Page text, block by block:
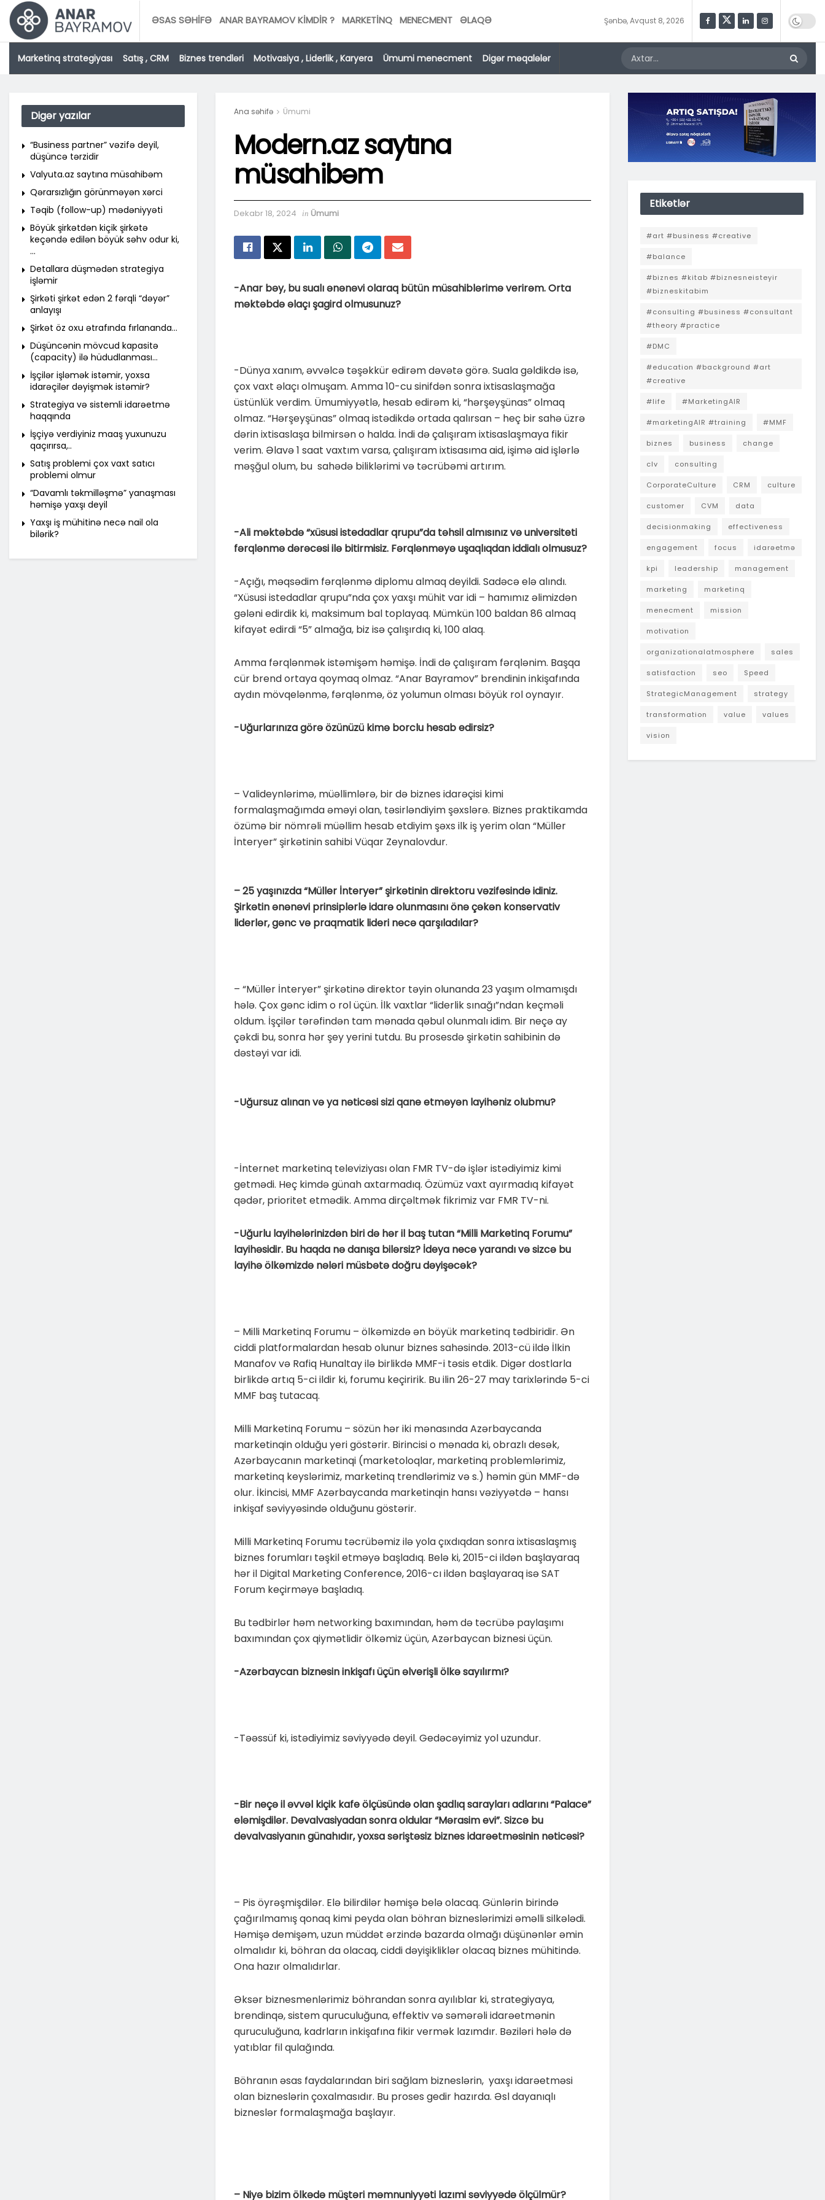
ƏSAS SƏHIFƏ ANAR BAYRAMOV KİMDİR ? MARKETINQ MENECMENT ƏLAQƏ Şənbə, Avqust 8, 2026
Marketinq strategiyası Satış , CRM Biznes trendləri Motivasiya , Liderlik , Karyera Ümumi menecment Digər məqalələr
Ana səhifə Ümumi
Modern.az saytına
müsahibəm
Dekabr 18, 2024 in Ümumi
-Anar bəy, bu sualı ənənəvi olaraq bütün müsahiblərimə verirəm. Orta
məktəbdə əlaçı şagird olmusunuz?
-Dünya xanım, əvvəlcə təşəkkür edirəm dəvətə görə. Suala gəldikdə isə,
çox vaxt əlaçı olmuşam. Amma 10-cu sinifdən sonra ixtisaslaşmağa
üstünlük verdim. Ümumiyyətlə, hesab edirəm ki, “hərşeyşünas” olmaq
olmaz. “Hərşeyşünas” olmaq istədikdə ortada qalırsan – heç bir sahə üzrə
dərin ixtisaslaşa bilmirsən o halda. İndi də çalışıram ixtisaslaşmaya fikir
verim. Əlavə 1 saat vaxtım varsa, çalışıram ixtisasıma aid, işimə aid işlərlə
məşğul olum, bu sahədə biliklərimi və təcrübəmi artırım.
-Ali məktəbdə “xüsusi istedadlar qrupu”da təhsil almısınız və universiteti
fərqlənmə dərəcəsi ilə bitirmisiz. Fərqlənməyə uşaqlıqdan iddialı olmusuz?
-Açığı, məqsədim fərqlənmə diplomu almaq deyildi. Sadəcə elə alındı.
“Xüsusi istedadlar qrupu”nda çox yaxşı mühit var idi – hamımız əlimizdən
gələni edirdik ki, maksimum bal toplayaq. Mümkün 100 baldan 86 almaq
kifayət edirdi “5” almağa, biz isə çalışırdıq ki, 100 alaq.
Amma fərqlənmək istəmişəm həmişə. İndi də çalışıram fərqlənim. Başqa
cür brend ortaya qoymaq olmaz. “Anar Bayramov” brendinin inkişafında
aydın mövqelənmə, fərqlənmə, öz yolumun olması böyük rol oynayır.
-Uğurlarınıza görə özünüzü kimə borclu hesab edirsiz?
– Valideynlərimə, müəllimlərə, bir də biznes idarəçisi kimi
formalaşmağımda əməyi olan, təsirləndiyim şəxslərə. Biznes praktikamda
özümə bir nömrəli müəllim hesab etdiyim şəxs ilk iş yerim olan “Müller
İnteryer” şirkətinin sahibi Vüqar Zeynalovdur.
– 25 yaşınızda “Müller İnteryer” şirkətinin direktoru vəzifəsində idiniz.
Şirkətin ənənəvi prinsiplərlə idarə olunmasını önə çəkən konservativ
liderlər, gənc və praqmatik lideri necə qarşıladılar?
– “Müller İnteryer” şirkətinə direktor təyin olunanda 23 yaşım olmamışdı
hələ. Çox gənc idim o rol üçün. İlk vaxtlar “liderlik sınağı”ndan keçməli
oldum. İşçilər tərəfindən tam mənada qəbul olunmalı idim. Bir neçə ay
çəkdi bu, sonra hər şey yerini tutdu. Bu prosesdə şirkətin sahibinin də
dəstəyi var idi.
-Uğursuz alınan və ya nəticəsi sizi qane etməyən layihəniz olubmu?
-İnternet marketinq televiziyası olan FMR TV-də işlər istədiyimiz kimi
getmədi. Heç kimdə günah axtarmadıq. Özümüz vaxt ayırmadıq kifayət
qədər, prioritet etmədik. Amma dirçəltmək fikrimiz var FMR TV-ni.
-Uğurlu layihələrinizdən biri də hər il baş tutan “Milli Marketinq Forumu”
layihəsidir. Bu haqda nə danışa bilərsiz? İdeya necə yarandı və sizcə bu
layihə ölkəmizdə nələri müsbətə doğru dəyişəcək?
– Milli Marketinq Forumu – ölkəmizdə ən böyük marketinq tədbiridir. Ən
ciddi platformalardan hesab olunur biznes sahəsində. 2013-cü ildə İlkin
Manafov və Rafiq Hunaltay ilə birlikdə MMF-i təsis etdik. Digər dostlarla
birlikdə artıq 5-ci ildir ki, forumu keçiririk. Bu ilin 26-27 may tarixlərində 5-ci
MMF baş tutacaq.
Milli Marketinq Forumu – sözün hər iki mənasında Azərbaycanda
marketinqin olduğu yeri göstərir. Birincisi o mənada ki, obrazlı desək,
Azərbaycanın marketinqi (marketoloqlar, marketinq problemlərimiz,
marketinq keyslərimiz, marketinq trendlərimiz və s.) həmin gün MMF-də
olur. İkincisi, MMF Azərbaycanda marketinqin hansı vəziyyətdə – hansı
inkişaf səviyyəsində olduğunu göstərir.
Milli Marketinq Forumu təcrübəmiz ilə yola çıxdıqdan sonra ixtisaslaşmış
biznes forumları təşkil etməyə başladıq. Belə ki, 2015-ci ildən başlayaraq
hər il Digital Marketing Conference, 2016-cı ildən başlayaraq isə SAT
Forum keçirməyə başladıq.
Bu tədbirlər həm networking baxımından, həm də təcrübə paylaşımı
baxımından çox qiymətlidir ölkəmiz üçün, Azərbaycan biznesi üçün.
-Azərbaycan biznesin inkişafı üçün əlverişli ölkə sayılırmı?
-Təəssüf ki, istədiyimiz səviyyədə deyil. Gedəcəyimiz yol uzundur.
-Bir neçə il əvvəl kiçik kafe ölçüsündə olan şadlıq sarayları adlarını “Palace”
eləmişdilər. Devalvasiyadan sonra oldular “Mərasim evi”. Sizcə bu
devalvasiyanın günahıdır, yoxsa səriştəsiz biznes idarəetməsinin nəticəsi?
– Pis öyrəşmişdilər. Elə bilirdilər həmişə belə olacaq. Günlərin birində
çağırılmamış qonaq kimi peyda olan böhran bizneslərimizi əməlli silkələdi.
Həmişə demişəm, uzun müddət ərzində bazarda olmağı düşünənlər əmin
olmalıdır ki, böhran da olacaq, ciddi dəyişikliklər olacaq biznes mühitində.
Ona hazır olmalıdırlar.
Əksər biznesmenlərimiz böhrandan sonra ayılıblar ki, strategiyaya,
brendinqə, sistem quruculuğuna, effektiv və səmərəli idarəetmənin
quruculuğuna, kadrların inkişafına fikir vermək lazımdır. Bəziləri hələ də
yatıblar fil qulağında.
Böhranın əsas faydalarından biri sağlam bizneslərin, yaxşı idarəetməsi
olan bizneslərin çoxalmasıdır. Bu proses gedir hazırda. Əsl dayanıqlı
bizneslər formalaşmağa başlayır.
– Niyə bizim ölkədə müştəri məmnuniyyəti lazımi səviyyədə ölçülmür?
Digər yazılar
“Business partner” vəzifə deyil,
düşüncə tərzidir
Valyuta.az saytına müsahibəm
Qərarsızlığın görünməyən xərci
Təqib (follow-up) mədəniyyəti
Böyük şirkətdən kiçik şirkətə
keçəndə edilən böyük səhv odur ki,
…
Detallara düşmədən strategiya
işləmir
Şirkəti şirkət edən 2 fərqli “dəyər”
anlayışı
Şirkət öz oxu ətrafında fırlananda…
Düşüncənin mövcud kapasitə
(capacity) ilə hüdudlanması…
İşçilər işləmək istəmir, yoxsa
idarəçilər dəyişmək istəmir?
Strategiya və sistemli idarəetmə
haqqında
İşçiyə verdiyiniz maaş yuxunuzu
qaçırırsa,..
Satış problemi çox vaxt satıcı
problemi olmur
“Davamlı təkmilləşmə” yanaşması
həmişə yaxşı deyil
Yaxşı iş mühitinə necə nail ola
bilərik?
Etiketlər
#art #business #creative
#balance
#biznes #kitab #biznesneisteyir
#bizneskitabim
#consulting #business #consultant
#theory #practice
#DMC
#education #background #art
#creative
#life #MarketingAIR
#marketingAIR #training #MMF
biznes business change
clv consulting
CorporateCulture CRM culture
customer CVM data
decisionmaking effectiveness
engagement focus idarəetmə
kpi leadership management
marketing marketinq
menecment mission
motivation
organizationalatmosphere sales
satisfaction seo Speed
StrategicManagement strategy
transformation value values
vision